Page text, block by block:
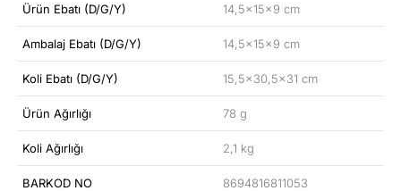
Ürün Ebatı (D/G/Y) 14,5x15x9 cm
Ambalaj Ebatı (D/G/Y) 14,5x15x9 cm
Koli Ebatı (D/G/Y) 15,5×30,5×31 cm
Ürün Ağırlığı 78 g
Koli Ağırlığı 2,1 kg
BARKOD NO 8694816811053